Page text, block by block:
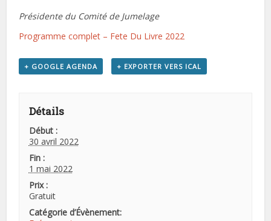
Présidente du Comité de Jumelage
Programme complet – Fete Du Livre 2022
+ GOOGLE AGENDA + EXPORTER VERS ICAL
Détails
Début :
30 avril 2022
Fin :
1 mai 2022
Prix :
Gratuit
Catégorie d’Évènement: